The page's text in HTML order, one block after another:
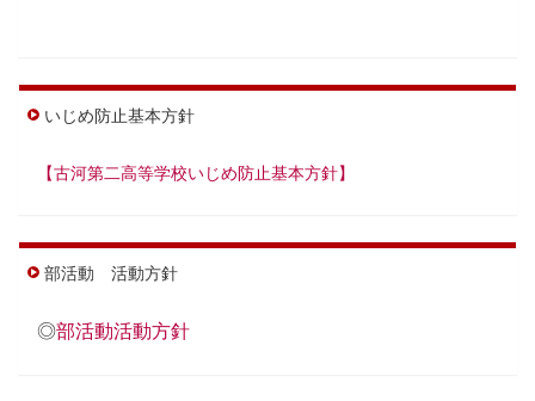
いじめ防止基本方針
【古河第二高等学校いじめ防止基本方針】
部活動 活動方針
◎部活動活動方針